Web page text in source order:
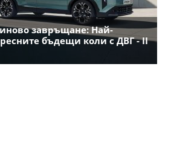
завръщане: Най-
бъдещи коли с ДВГ - II